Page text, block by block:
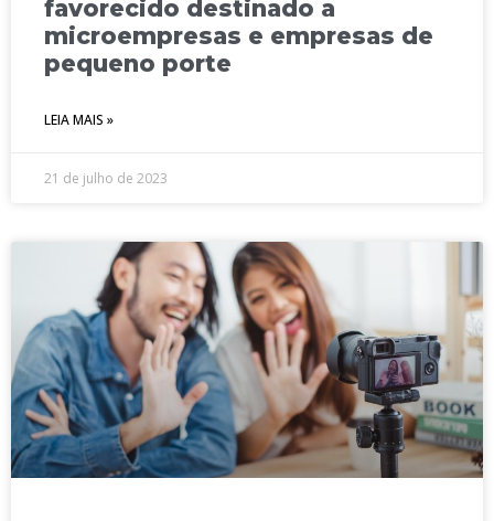
favorecido destinado a
microempresas e empresas de
pequeno porte
LEIA MAIS »
21 de julho de 2023